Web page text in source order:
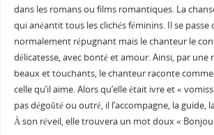
dans les romans ou films romantiques. La
qui anéantit tous les clichés féminins. Il se
normalement répugnant mais le chanteur le
délicatesse, avec bonté et amour. Ainsi, par
beaux et touchants, le chanteur raconte
celle qu’il aime. Alors qu’elle était ivre et «
pas dégoûté ou outré, il l’accompagne, la guide,
À son réveil, elle trouvera un mot doux «